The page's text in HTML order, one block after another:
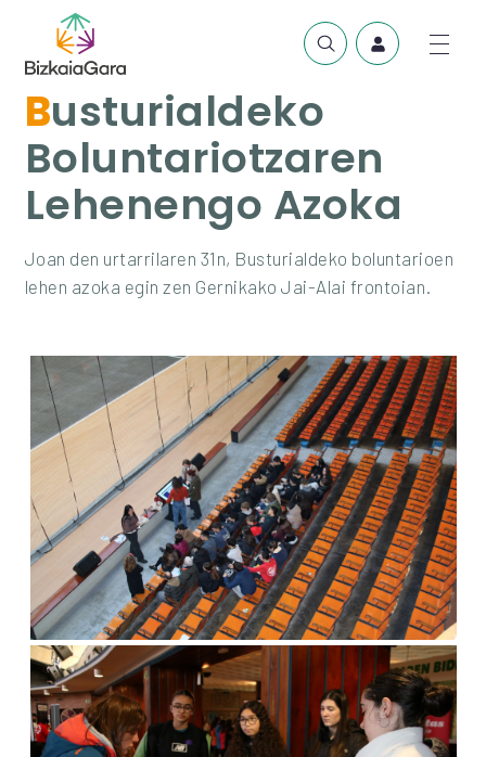
Busturialdeko
Boluntariotzaren
Lehenengo Azoka
Joan den urtarrilaren 31n, Busturialdeko boluntarioen
lehen azoka egin zen Gernikako Jai-Alai frontoian.